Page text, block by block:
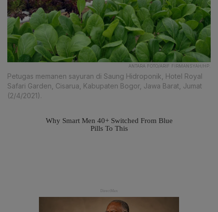
ANTARA FOTO/ARIF FIRMANSYAH/HP.
Petugas memanen sayuran di Saung Hidroponik, Hotel Royal
Safari Garden, Cisarua, Kabupaten Bogor, Jawa Barat, Jumat
(2/4/2021).